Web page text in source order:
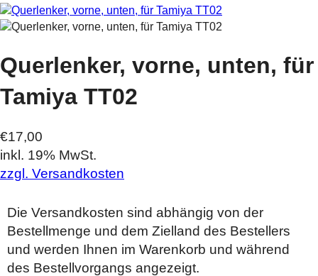
Querlenker, vorne, unten, für
Tamiya TT02
€17,00
inkl. 19% MwSt.
zzgl. Versandkosten
Die Versandkosten sind abhängig von der
Bestellmenge und dem Zielland des Bestellers
und werden Ihnen im Warenkorb und während
des Bestellvorgangs angezeigt.